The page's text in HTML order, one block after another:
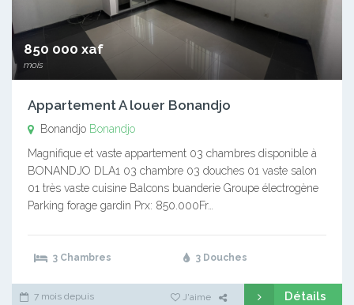
850 000 xaf
mois
Appartement A louer Bonandjo
Bonandjo Bonandjo
Magnifique et vaste appartement 03 chambres disponible à
BONANDJO DLA1 03 chambre 03 douches 01 vaste salon
01 très vaste cuisine Balcons buanderie Groupe électrogène
Parking forage gardin Prx: 850.000Fr…
3 Chambres 3 Douches
7 mois depuis J'aime Détails